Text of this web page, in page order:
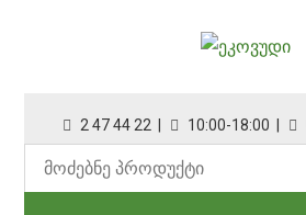
2 47 44 22 | 10:00-18:00 |